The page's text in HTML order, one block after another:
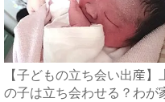
【子どもの立ち会い出産】
の子は立ち会わせる？わが